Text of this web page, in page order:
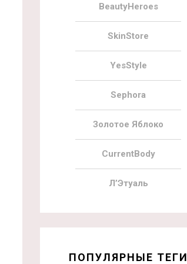
BeautyHeroes
SkinStore
YesStyle
Sephora
Золотое Яблоко
CurrentBody
Л’Этуаль
ПОПУЛЯРНЫЕ ТЕГИ